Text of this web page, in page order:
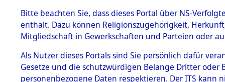
BESTÄNDE
1.
mente
5. Verschiedenes
Dead -
Bitte beachten Sie, dass dieses Portal über NS-
enthält. Dazu können Religionszugehörigkeit,
Mitgliedschaft in Gewerkschaften und Parteien oder
Als Nutzer dieses Portals sind Sie persönlich dafür
Gesetze und die schutzwürdigen Belange Dritter
personenbezogene Daten respektieren. Der ITS